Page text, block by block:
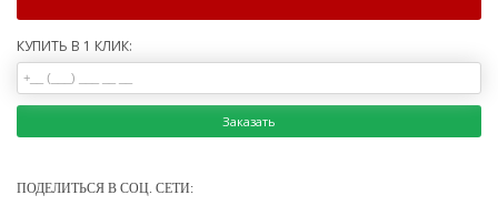
КУПИТЬ В 1 КЛИК:
Заказать
ПОДЕЛИТЬСЯ В СОЦ. СЕТИ: